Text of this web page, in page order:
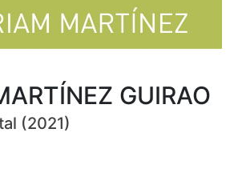
GUIRAO
(2021)